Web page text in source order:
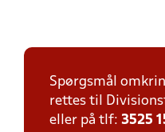
Spørgsmål
rettes til
eller på tlf: 3525